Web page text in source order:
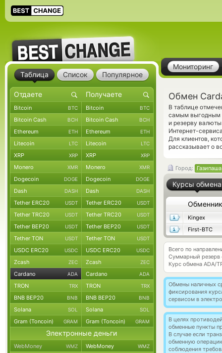
Мониторинг
Обмен
В таблице
самым выгодным
и резерву
Интернет-
Для клиентов,
рассказывает о
Город: Газипаша
Курсы обмена
Обменник
Kingex
First-BTC
Всего по
Суммарный резерв
Курс обмена ADA/
Обмены наличных
фиксирования
сервисом в
В целях
обменные пункты
В случае если
обменную
соблюдения
Таблица Список Популярное
Bitcoin BTC Bitcoin BTC
Bitcoin Cash BCH Bitcoin Cash BCH
Ethereum ETH Ethereum ETH
Litecoin LTC Litecoin LTC
XRP XRP XRP XRP
Monero XMR Monero XMR
Dogecoin DOGE Dogecoin DOGE
Dash DASH Dash DASH
Tether ERC20 USDT Tether ERC20 USDT
Tether TRC20 USDT Tether TRC20 USDT
Tether BEP20 USDT Tether BEP20 USDT
Tether TON USDT Tether TON USDT
USDC ERC20 USDC USDC ERC20 USDC
Zcash ZEC Zcash ZEC
Cardano ADA Cardano ADA
TRON TRX TRON TRX
BNB BEP20 BNB BNB BEP20 BNB
Solana SOL Solana SOL
Gram (Toncoin) GRAM Gram (Toncoin) GRAM
Электронные деньги
WebMoney WMZ WebMoney WMZ